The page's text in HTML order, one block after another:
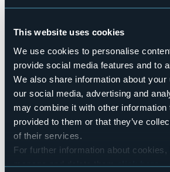
This website uses cookies
We use cookies to personalise
provide social media features and to
We also share information about
our social media, advertising and
may combine it with other information
provided to them or that they’ve
of their services.
For further information about cookies,
manage and delete themclick here.
Racconti di un'anima che viaggia tra
riconoscere la differenza tra sogno e
Per acquistare i biglietti clicca qui
Event organizer
Tones on the stones
Event location
Chiesa Parrocchiale della Purificazione
Telephone
WhatsApp +39 351 8458646
E-mail
info@tonesonthestones.com